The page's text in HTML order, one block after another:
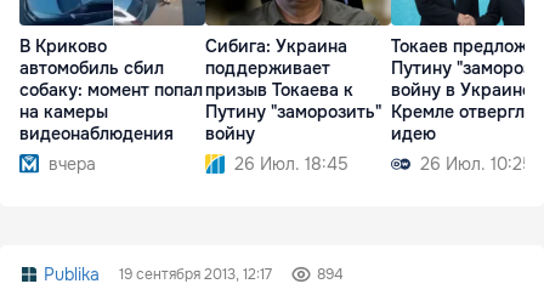
В Криково
автомобиль сбил
собаку: момент попал
на камеры
видеонаблюдения
вчера
Сибига: Украина
поддерживает
призыв Токаева к
Путину "заморозить"
войну
26 Июл. 18:45
Токаев
Путину
войну в Украине,
Кремле отвергли
идею
26 Июл. 10:25
Publika 19 сентября 2013, 12:17 894